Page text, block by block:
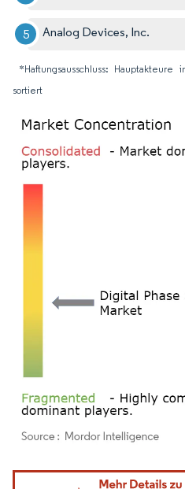
Analog Devices, Inc.
*Haftungsausschluss:
sortiert
Bild © Mordor Intelligence.